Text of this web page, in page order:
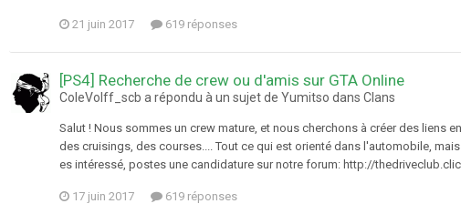
21 juin 2017 619 réponses
[PS4] Recherche de crew ou d'amis sur GTA Online
ColeVolff_scb a répondu à un sujet de Yumitso dans Clans
Salut ! Nous sommes un crew mature, et nous cherchons à créer des liens
des cruisings, des courses.... Tout ce qui est orienté dans l'automobile,
es intéressé, postes une candidature sur notre forum: http://
17 juin 2017 619 réponses